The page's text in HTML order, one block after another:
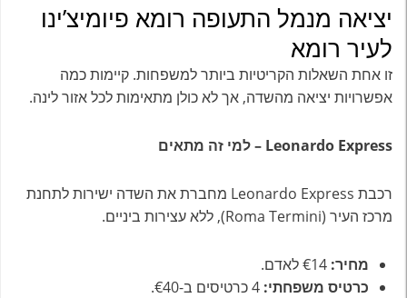
יציאה מנמל התעופה רומא פיומיצ’ינו
לעיר רומא
זו אחת השאלות הקריטיות ביותר למשפחות. קיימות כמה
אפשרויות יציאה מהשדה, אך לא כולן מתאימות לכל אזור לינה.
Leonardo Express – למי זה מתאים
רכבת Leonardo Express מחברת את השדה ישירות לתחנת
מרכז העיר (Roma Termini), ללא עצירות ביניים.
מחיר:
כרטיס משפחתי: